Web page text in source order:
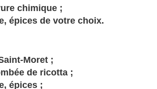
chimique ;
épices de votre choix.
Moret ;
de ricotta ;
épices ;